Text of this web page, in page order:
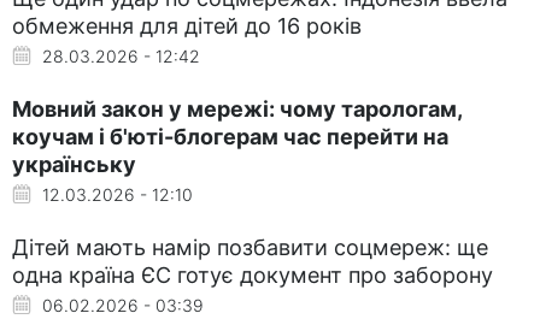
обмеження для дітей до 16 років
28.03.2026 - 12:42
Мовний закон у мережі: чому тарологам,
коучам і б'юті-блогерам час перейти на
українську
12.03.2026 - 12:10
Дітей мають намір позбавити соцмереж: ще
одна країна ЄС готує документ про заборону
06.02.2026 - 03:39